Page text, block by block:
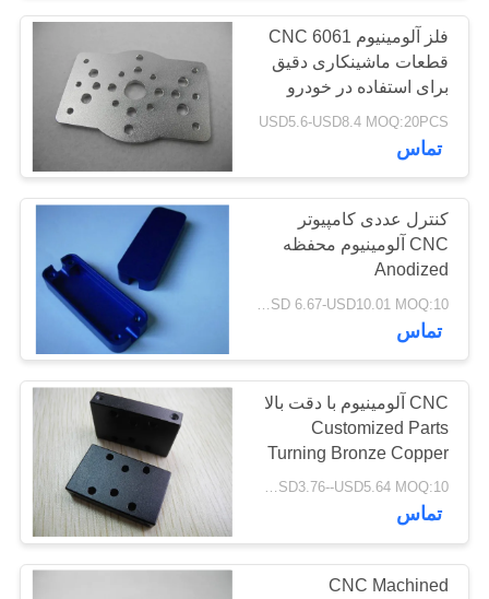
درخواست
نقل قول
نقشه
سایت
PRIVACY
POLICY
فلز آلومینیوم 6061 CNC
قطعات ماشینکاری دقیق
برای استفاده در خودرو
USD5.6-USD8.4 MOQ:20PCS
تماس
کنترل عددی کامپیوتر
CNC آلومینیوم محفظه
Anodized
USD 6.67-USD10.01 MOQ:10رایانه های شخصی
تماس
CNC آلومینیوم با دقت بالا
Customized Parts
Turning Bronze Copper
USD3.76--USD5.64 MOQ:10رایانه های شخصی
تماس
CNC Machined